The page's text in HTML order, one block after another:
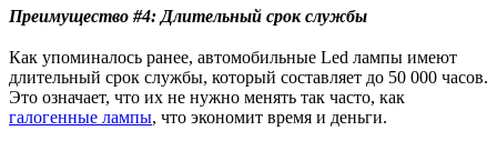
Преимущество #4: Длительный срок службы
Как упоминалось ранее, автомобильные Led лампы имеют
длительный срок службы, который составляет до 50 000 часов.
Это означает, что их не нужно менять так часто, как
галогенные лампы, что экономит время и деньги.